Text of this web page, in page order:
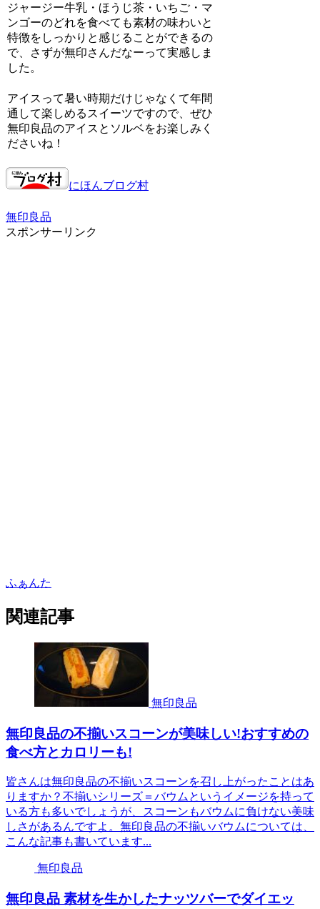
ジャージー牛乳・ほうじ茶・いちご・マ
ンゴーのどれを食べても素材の味わいと
特徴をしっかりと感じることができるの
で、さずが無印さんだなーって実感しま
した。
アイスって暑い時期だけじゃなくて年間
通して楽しめるスイーツですので、ぜひ
無印良品のアイスとソルベをお楽しみく
ださいね！
にほんブログ村
無印良品
スポンサーリンク
ふぁんた
関連記事
無印良品
無印良品の不揃いスコーンが美味しい!おすすめの
食べ方とカロリーも!
皆さんは無印良品の不揃いスコーンを召し上がったことはあ
りますか？不揃いシリーズ＝バウムというイメージを持って
いる方も多いでしょうが、スコーンもバウムに負けない美味
しさがあるんですよ。無印良品の不揃いバウムについては、
こんな記事も書いています...
無印良品
無印良品 素材を生かしたナッツバーでダイエッ